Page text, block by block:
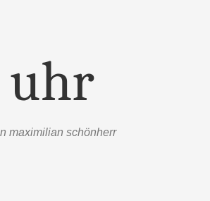
uhr
maximilian schönherr